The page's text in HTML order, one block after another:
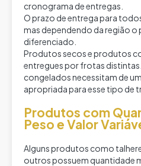
cronograma de entregas.
O prazo de entrega para
mas dependendo da região o
diferenciado.
Produtos secos e produtos
entregues por frotas
congelados necessitam de
apropriada para esse tipo de
Produtos com
Peso e Valor
Alguns produtos como
outros possuem quantidade